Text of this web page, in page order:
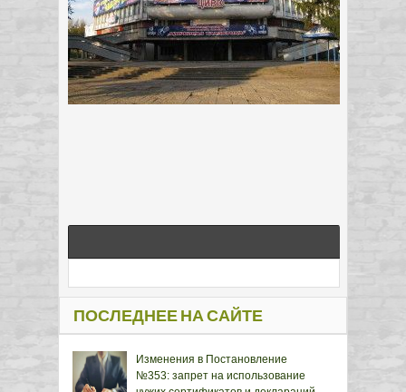
ПОСЛЕДНЕЕ НА САЙТЕ
Изменения в Постановление
№353: запрет на использование